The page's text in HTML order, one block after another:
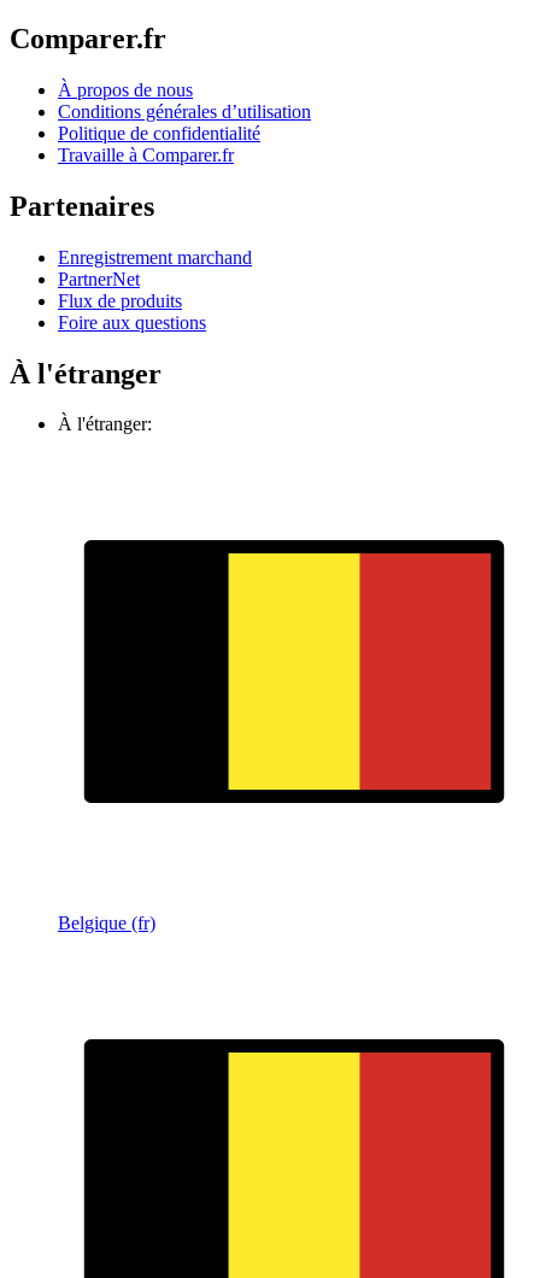
Comparer.fr
À propos de nous
Conditions générales d’utilisation
Politique de confidentialité
Travaille à Comparer.fr
Partenaires
Enregistrement marchand
PartnerNet
Flux de produits
Foire aux questions
À l'étranger
À l'étranger:
Belgique (fr)